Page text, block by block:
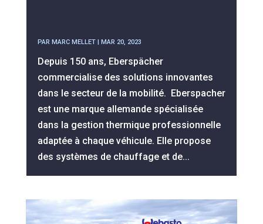
PAR MARC MELLET| MAR 20, 2023
Depuis 150 ans, Eberspächer
commercialise des solutions innovantes
dans le secteur de la mobilité. Eberspacher
est une marque allemande spécialisée
dans la gestion thermique professionnelle
adaptée à chaque véhicule. Elle propose
des systèmes de chauffage et de...